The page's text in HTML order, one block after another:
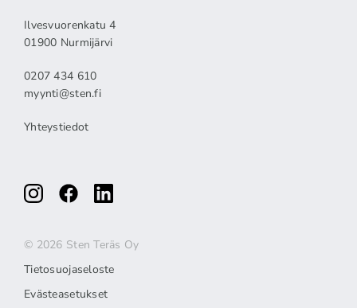
Ilvesvuorenkatu 4
01900 Nurmijärvi
0207 434 610
myynti@sten.fi
Yhteystiedot
© 2026 Sten Teräs Oy
Tietosuojaseloste
Evästeasetukset